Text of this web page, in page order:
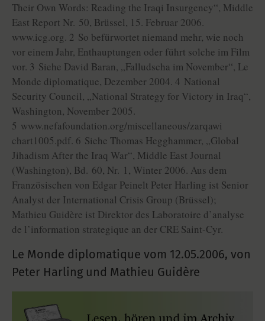
Their Own Words: Reading the Iraqi Insurgency“, Middle
East Report Nr. 50, Brüssel, 15. Februar 2006.
www.icg.org. 2 So befürwortet niemand mehr, wie noch
vor einem Jahr, Enthauptungen oder führt solche im Film
vor. 3 Siehe David Baran, „Falludscha im November“, Le
Monde diplomatique, Dezember 2004. 4 National
Security Council, „National Strategy for Victory in Iraq“,
Washington, November 2005.
5 www.nefafoundation.org/miscellaneous/zarqawi
chart1005.pdf. 6 Siehe Thomas Hegghammer, „Global
Jihadism After the Iraq War“, Middle East Journal
(Washington), Bd. 60, Nr. 1, Winter 2006. Aus dem
Französischen von Edgar Peinelt Peter Harling ist Senior
Analyst der International Crisis Group (Brüssel);
Mathieu Guidère ist Direktor des Laboratoire d’analyse
de l’information strategique an der CRE Saint-Cyr.
Le Monde diplomatique vom 12.05.2006, von
Peter Harling und Mathieu Guidère